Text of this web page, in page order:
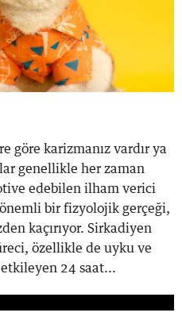
göre karizmanız vardır ya
genellikle her zaman
edebilen ilham verici
bir fizyolojik gerçeği,
kaçırıyor. Sirkadiyen
özellikle de uyku ve
etkileyen 24 saat...